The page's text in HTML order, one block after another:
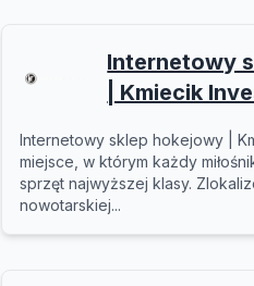
Internetowy
| Kmiecik
Internetowy sklep hokejowy |
miejsce, w którym każdy
sprzęt najwyższej klasy.
nowotarskiej...